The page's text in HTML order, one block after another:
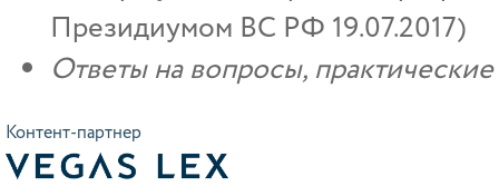
Президиумом ВС РФ 19.07.2017)
Ответы на вопросы,
Контент-партнер